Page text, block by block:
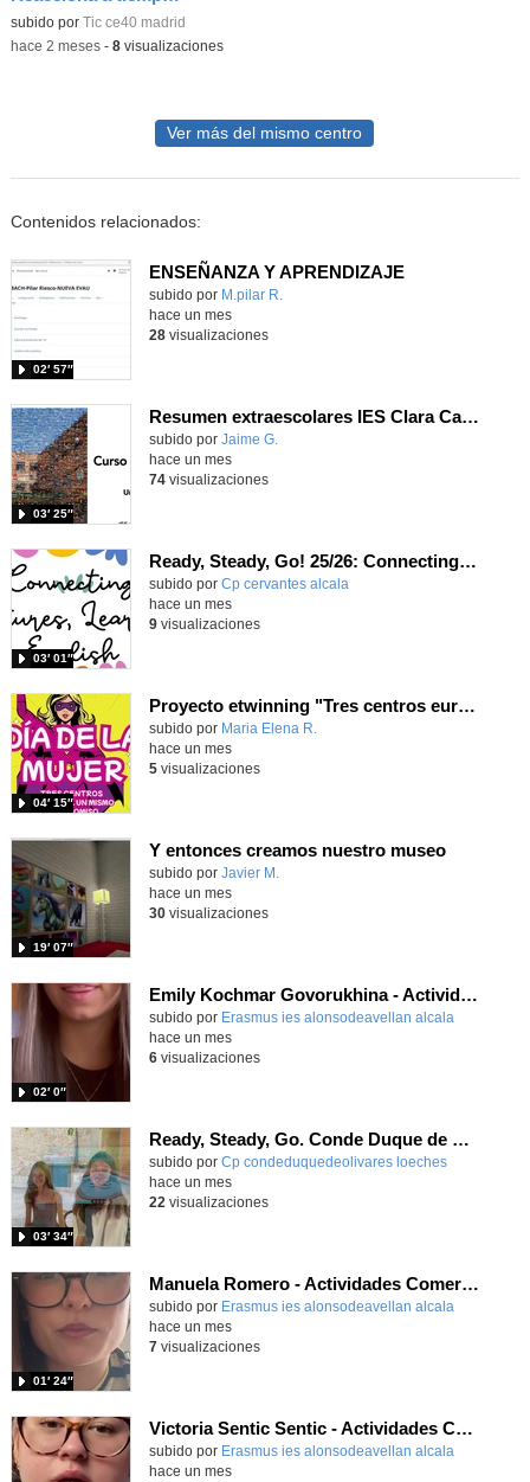
subido por
Tic ce40 madrid
-hace 2 meses- 8visualizaciones
Ver más del mismo centro
Contenidos relacionados:
ENSEÑANZA Y APRENDIZAJE
Contenido educativo.
subido por M.pilar R.
02′ 57″
hace un mes
28visualizaciones
Resumen extraescolares IES Clara Campoamor 25-26
subido por Jaime G.
03′ 25″
hace un mes
74visualizaciones
Ready, Steady, Go! 25/26: Connecting Cultures, Learning English
Contenido educativo.
subido por Cp cervantes alcala
03′ 01″
hace un mes
9visualizaciones
Proyecto etwinning "Tres centros europeos, un mismo compromiso"
subido por Maria Elena R.
04′ 15″
hace un mes
5visualizaciones
Y entonces creamos nuestro museo
subido por Javier M.
19′ 07″
hace un mes
30visualizaciones
Emily Kochmar Govorukhina - Actividades Comerciales - Brive la Gaillarde - Francia 2026
subido por Erasmus ies alonsodeavellan alcala
02′ 0″
hace un mes
6visualizaciones
Ready, Steady, Go. Conde Duque de Olivares
Contenido educativo.
subido por Cp condeduquedeolivares loeches
03′ 34″
-
hace un mes
22 visualizaciones
Manuela Romero - Actividades Comerciales - Brive la Gaillarde - Francia 2026
subido por Erasmus ies alonsodeavellan alcala
01′ 24″
hace un mes
7visualizaciones
Victoria Sentic Sentic - Actividades Comerciales - Brive la Gaillarde - Francia 2026
subido por Erasmus ies alonsodeavellan alcala
hace un mes